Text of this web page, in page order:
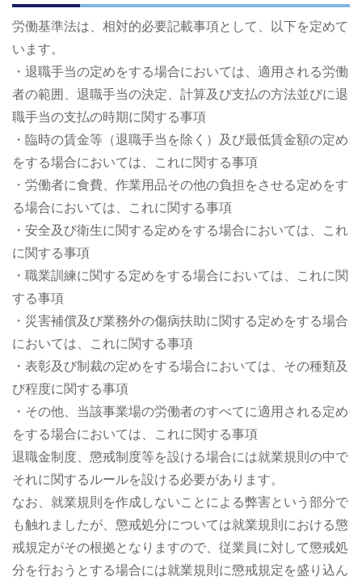
労働基準法は、相対的必要記載事項として、以下を定めて
います。
・退職手当の定めをする場合においては、適用される労働
者の範囲、退職手当の決定、計算及び支払の方法並びに退
職手当の支払の時期に関する事項
・臨時の賃金等（退職手当を除く）及び最低賃金額の定め
をする場合においては、これに関する事項
・労働者に食費、作業用品その他の負担をさせる定めをす
る場合においては、これに関する事項
・安全及び衛生に関する定めをする場合においては、これ
に関する事項
・職業訓練に関する定めをする場合においては、これに関
する事項
・災害補償及び業務外の傷病扶助に関する定めをする場合
においては、これに関する事項
・表彰及び制裁の定めをする場合においては、その種類及
び程度に関する事項
・その他、当該事業場の労働者のすべてに適用される定め
をする場合においては、これに関する事項
退職金制度、懲戒制度等を設ける場合には就業規則の中で
それに関するルールを設ける必要があります。
なお、就業規則を作成しないことによる弊害という部分で
も触れましたが、懲戒処分については就業規則における懲
戒規定がその根拠となりますので、従業員に対して懲戒処
分を行おうとする場合には就業規則に懲戒規定を盛り込ん